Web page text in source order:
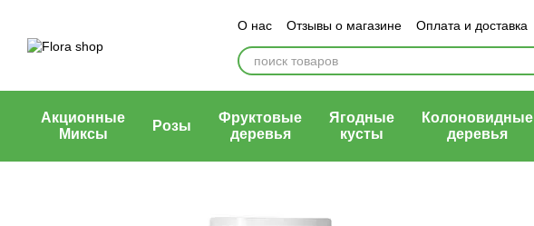
О нас Отзывы о магазине Оплата и доставка
Блог магазина
Публичный договор (оферта)
Акционные
Миксы
Розы
Фруктовые
деревья
Ягодные
кусты
Колоновидные
деревья